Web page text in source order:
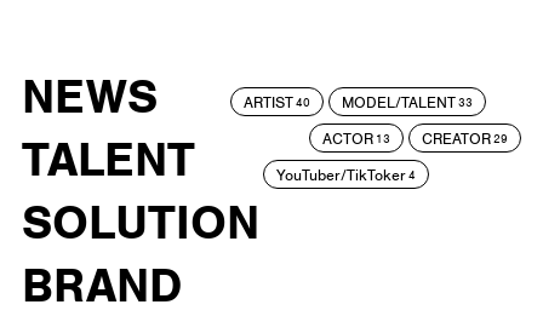
NEWS
TALENT
SOLUTION
BRAND
ARTIST40 MODEL/TALENT33
ACTOR 13 CREATOR29
YouTuber/TikToker4